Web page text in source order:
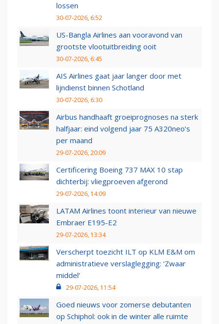
lossen
30-07-2026, 6:52
US-Bangla Airlines aan vooravond van
grootste vlootuitbreiding ooit
30-07-2026, 6:45
AIS Airlines gaat jaar langer door met
lijndienst binnen Schotland
30-07-2026, 6:30
Airbus handhaaft groeiprognoses na sterk
halfjaar: eind volgend jaar 75 A320neo’s
per maand
29-07-2026, 20:09
Certificering Boeing 737 MAX 10 stap
dichterbij: vliegproeven afgerond
29-07-2026, 14:09
LATAM Airlines toont interieur van nieuwe
Embraer E195-E2
29-07-2026, 13:34
Verscherpt toezicht ILT op KLM E&M om
administratieve verslaglegging: ‘Zwaar
middel’
29-07-2026, 11:54
Goed nieuws voor zomerse debutanten
op Schiphol: ook in de winter alle ruimte